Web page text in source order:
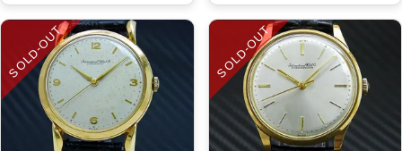
SOLD-OUT SOLD-OUT